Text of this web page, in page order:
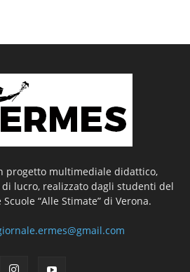
progetto multimediale didattico,
lucro, realizzato dagli studenti del
“Alle Stimate” di Verona.